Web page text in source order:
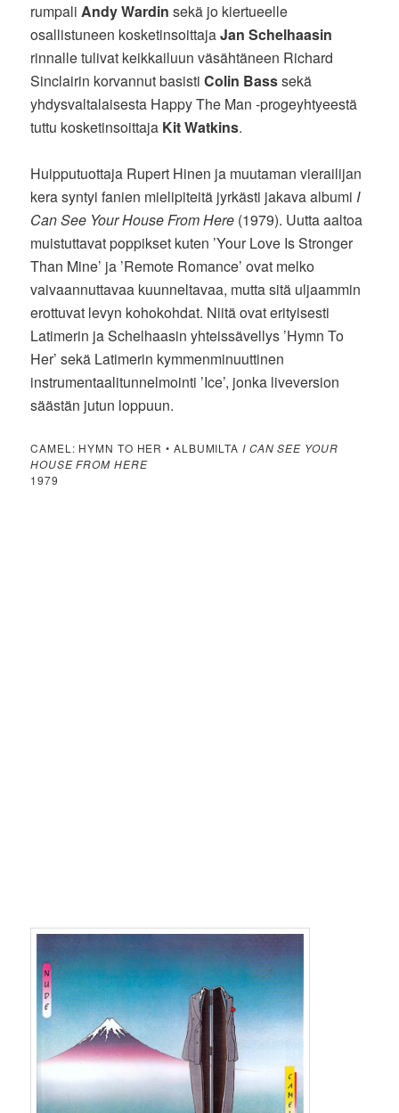
rumpaliAndy Wardin sekä jo kiertueelle
osallistuneen kosketinsoittajaJan Schelhaasin
rinnalle tulivat keikkailuun väsähtäneen Richard
Sinclairin korvannut basistiColin Basssekä
yhdysvaltalaisesta Happy The Man -progeyhtyeestä
tuttu kosketinsoittaja Kit Watkins.
Huipputuottaja Rupert Hinen ja muutaman vierailijan
kera syntyi fanien mielipiteitä jyrkästi jakava albumi I
Can See Your House From Here (1979). Uutta aaltoa
muistuttavat poppikset kuten ’Your Love Is Stronger
Than Mine’ ja ’Remote Romance’ ovat melko
vaivaannuttavaa kuunneltavaa, mutta sitä uljaammin
erottuvat levyn kohokohdat. Niitä ovat erityisesti
Latimerin ja Schelhaasin yhteissävellys ’Hymn To
Her’ sekä Latimerin kymmenminuuttinen
instrumentaalitunnelmointi ’Ice’, jonka liveversion
säästän jutun loppuun.
CAMEL: HYMN TO HER • ALBUMILTA I CAN SEE YOUR
HOUSE FROM HERE
1979